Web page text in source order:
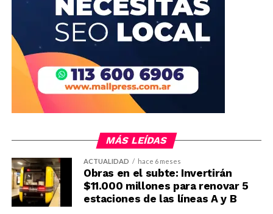
MÁS LEÍDAS
ACTUALIDAD hace 6 meses
Obras en el subte: Invertirán
$11.000 millones para renovar 5
estaciones de las líneas A y B